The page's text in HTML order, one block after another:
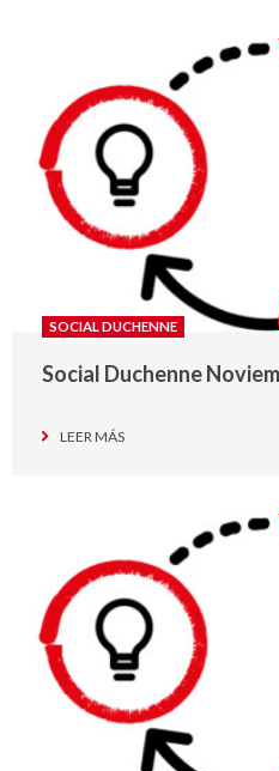
SOCIAL DUCHENNE
Social Duchenne
LEER MÁS